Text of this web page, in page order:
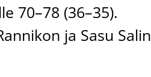
70–78 (36–35).
ja Sasu Salin